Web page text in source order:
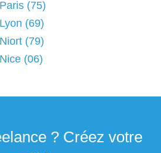
(75)
(69)
(79)
(06)
? Créez votre